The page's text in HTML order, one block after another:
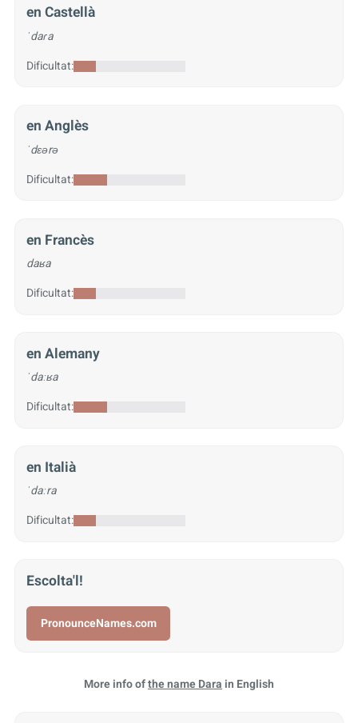
en Castellà
ˈdaɾa
Dificultat:
en Anglès
ˈdɛərə
Dificultat:
en Francès
daʁa
Dificultat:
en Alemany
ˈdaːʁa
Dificultat:
en Italià
ˈdaːra
Dificultat:
Escolta'l!
PronounceNames.com
More info ofthe name Darain English